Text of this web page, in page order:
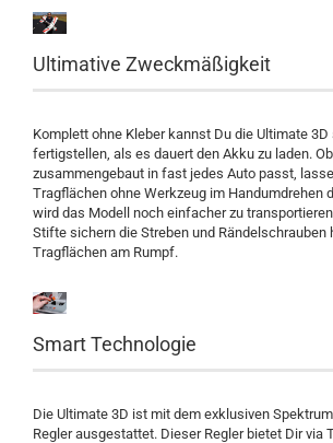
Ultimative Zweckmäßigkeit
Komplett ohne Kleber kannst Du die Ultimate
fertigstellen, als es dauert den Akku zu laden.
zusammengebaut in fast jedes Auto passt,
Tragflächen ohne Werkzeug im Handumdrehen
wird das Modell noch einfacher zu
Stifte sichern die Streben und Rändelschrauben
Tragflächen am Rumpf.
Smart Technologie
Die Ultimate 3D ist mit dem exklusiven
Regler ausgestattet. Dieser Regler bietet Dir via